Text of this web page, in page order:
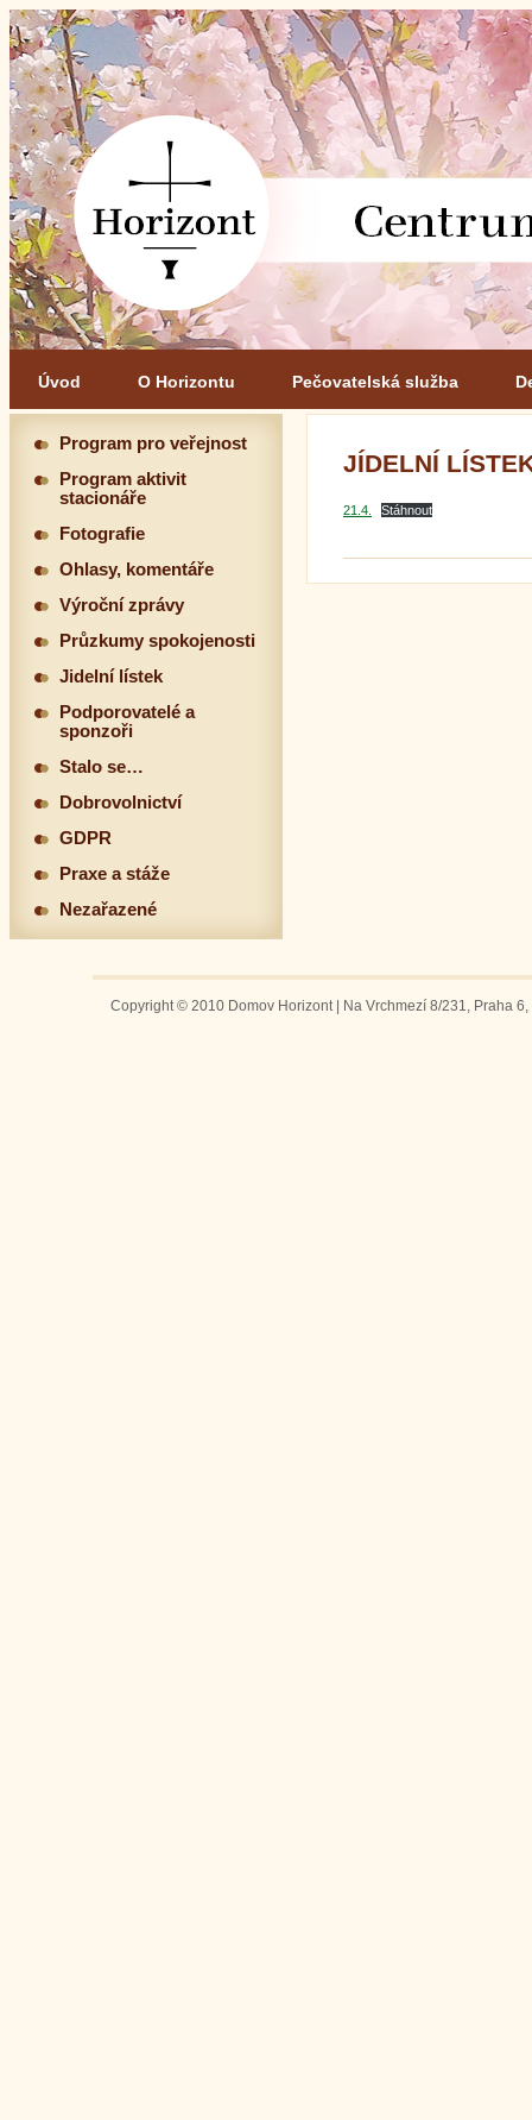
Úvod O Horizontu Pečovatelská služba
JÍDELNÍ
21.4. Stáhnout
Program pro veřejnost
Program aktivit
stacionáře
Fotografie
Ohlasy, komentáře
Výroční zprávy
Průzkumy spokojenosti
Jidelní lístek
Podporovatelé a
sponzoři
Stalo se…
Dobrovolnictví
GDPR
Praxe a stáže
Nezařazené
Copyright © 2010 Domov Horizont | Na Vrchmezí 8/231, Praha